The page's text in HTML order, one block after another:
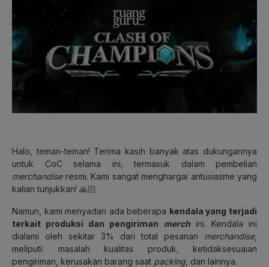
Halo, teman-teman! Terima kasih banyak atas dukungannya
untuk CoC selama ini, termasuk dalam pembelian
merchandise resmi. Kami sangat menghargai antusiasme yang
kalian tunjukkan! 🙏🏻
Namun, kami menyadari ada beberapa kendala yang terjadi
terkait produksi dan pengiriman merch
ini. Kendala ini
dialami oleh sekitar 3% dari total pesanan merchandise,
meliputi: masalah kualitas produk, ketidaksesuaian
pengiriman, kerusakan barang saat packing , dan lainnya.